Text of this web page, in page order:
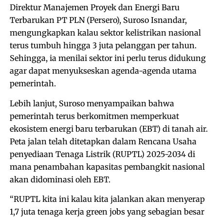
Direktur Manajemen Proyek dan Energi Baru
Terbarukan PT PLN (Persero), Suroso Isnandar,
mengungkapkan kalau sektor kelistrikan nasional
terus tumbuh hingga 3 juta pelanggan per tahun.
Sehingga, ia menilai sektor ini perlu terus didukung
agar dapat menyukseskan agenda-agenda utama
pemerintah.
Lebih lanjut, Suroso menyampaikan bahwa
pemerintah terus berkomitmen memperkuat
ekosistem energi baru terbarukan (EBT) di tanah air.
Peta jalan telah ditetapkan dalam Rencana Usaha
penyediaan Tenaga Listrik (RUPTL) 2025-2034 di
mana penambahan kapasitas pembangkit nasional
akan didominasi oleh EBT.
“RUPTL kita ini kalau kita jalankan akan menyerap
1,7 juta tenaga kerja green jobs yang sebagian besar